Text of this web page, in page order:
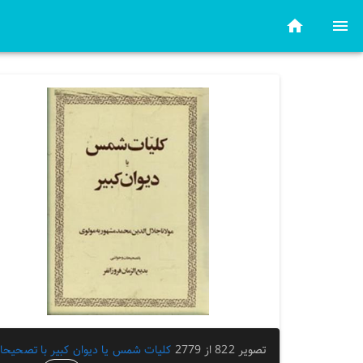
تصویر 822 از 2779
کلیات شمس یا دیوان کبیر با